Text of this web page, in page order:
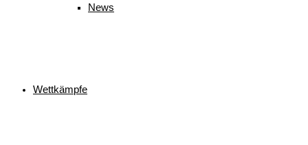
News
Wettkämpfe